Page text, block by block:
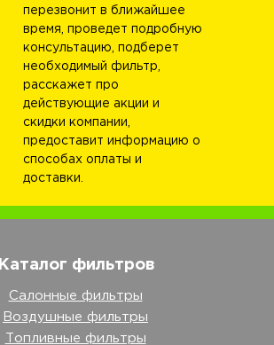
перезвонит в ближайшее
время, проведет подробную
консультацию, подберет
необходимый фильтр,
расскажет про
действующие акции и
скидки компании,
предоставит информацию о
способах оплаты и
доставки.
Каталог фильтров
Салонные фильтры
Воздушные фильтры
Топливные фильтры